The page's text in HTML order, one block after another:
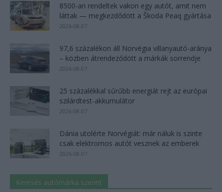
8500-an rendeltek vakon egy autót, amit nem
láttak — megkezdődött a Škoda Peaq gyártása
2026-08-07
97,6 százalékon áll Norvégia villanyautó-aránya
– közben átrendeződött a márkák sorrendje
2026-08-07
25 százalékkal sűrűbb energiát rejt az európai
szilárdtest-akkumulátor
2026-08-07
Dánia utolérte Norvégiát: már náluk is szinte
csak elektromos autót vesznek az emberek
2026-08-07
Keresés autómárka szerint